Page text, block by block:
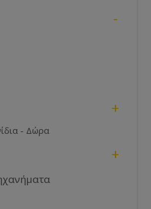
-
+
- Δώρα
+